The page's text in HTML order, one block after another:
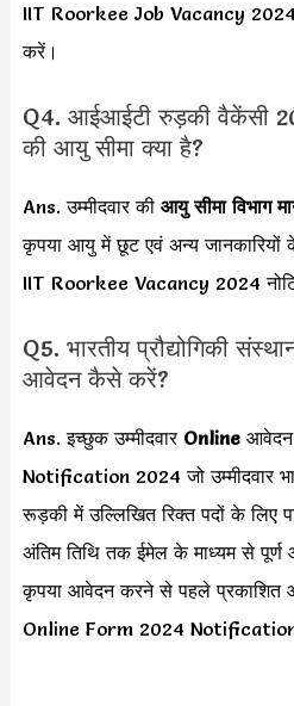
IIT Roorkee Job Vacancy
करें।
Q4. आईआईटी रुड़की वैकेंसी
की आयु सीमा क्या है?
Ans. उम्मीदवार की आयु सीमाविभाग
कृपया आयु में छूट एवं अन्य जानकारियों
IIT Roorkee Vacancy 2024
Q5. भारतीय प्रौद्योगिकी
आवेदन कैसे करें?
Ans. इच्छुक उम्मीदवार Online
Notification 2024 जो उम्मीदवार
रूड़की में उल्लिखित रिक्त पदों के लिए
अंतिम तिथि तक ईमेल के माध्यम से
कृपया आवेदन करने से पहले
Online Form 2024